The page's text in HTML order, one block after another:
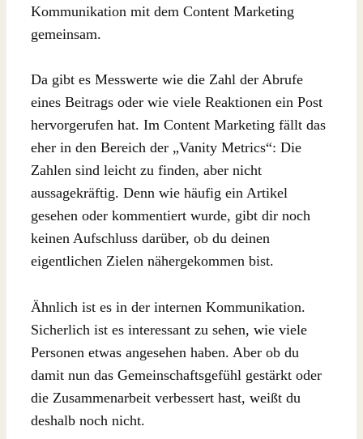
Kommunikation mit dem Content Marketing
gemeinsam.
Da gibt es Messwerte wie die Zahl der Abrufe
eines Beitrags oder wie viele Reaktionen ein Post
hervorgerufen hat. Im Content Marketing fällt das
eher in den Bereich der „Vanity Metrics“: Die
Zahlen sind leicht zu finden, aber nicht
aussagekräftig. Denn wie häufig ein Artikel
gesehen oder kommentiert wurde, gibt dir noch
keinen Aufschluss darüber, ob du deinen
eigentlichen Zielen nähergekommen bist.
Ähnlich ist es in der internen Kommunikation.
Sicherlich ist es interessant zu sehen, wie viele
Personen etwas angesehen haben. Aber ob du
damit nun das Gemeinschaftsgefühl gestärkt oder
die Zusammenarbeit verbessert hast, weißt du
deshalb noch nicht.